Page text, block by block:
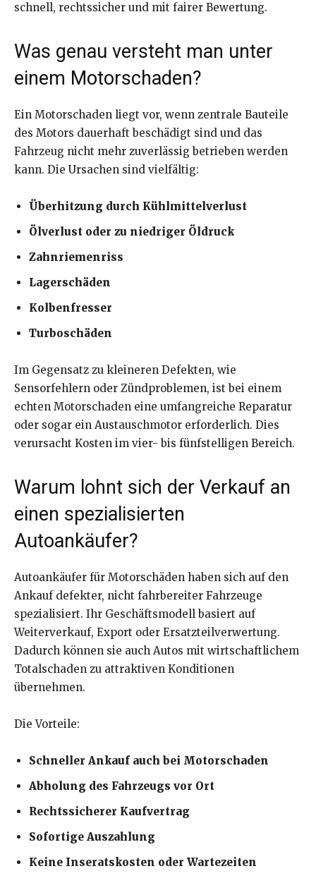
schnell, rechtssicher und mit fairer Bewertung.
Was genau versteht man unter
einem Motorschaden?
Ein Motorschaden liegt vor, wenn zentrale Bauteile
des Motors dauerhaft beschädigt sind und das
Fahrzeug nicht mehr zuverlässig betrieben werden
kann. Die Ursachen sind vielfältig:
Überhitzung durch Kühlmittelverlust
Ölverlust oder zu niedriger Öldruck
Zahnriemenriss
Lagerschäden
Kolbenfresser
Turboschäden
Im Gegensatz zu kleineren Defekten, wie
Sensorfehlern oder Zündproblemen, ist bei einem
echten Motorschaden eine umfangreiche Reparatur
oder sogar ein Austauschmotor erforderlich. Dies
verursacht Kosten im vier- bis fünfstelligen Bereich.
Warum lohnt sich der Verkauf an
einen spezialisierten
Autoankäufer?
Autoankäufer für Motorschäden haben sich auf den
Ankauf defekter, nicht fahrbereiter Fahrzeuge
spezialisiert. Ihr Geschäftsmodell basiert auf
Weiterverkauf, Export oder Ersatzteilverwertung.
Dadurch können sie auch Autos mit wirtschaftlichem
Totalschaden zu attraktiven Konditionen
übernehmen.
Die Vorteile:
Schneller Ankauf auch bei Motorschaden
Abholung des Fahrzeugs vor Ort
Rechtssicherer Kaufvertrag
Sofortige Auszahlung
Keine Inseratskosten oder Wartezeiten